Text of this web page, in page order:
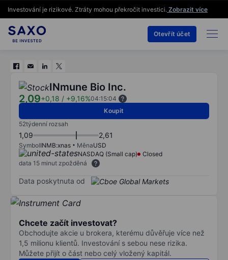
Investování je rizikové. Ztráty mohou překročit investici. Zobrazit více
Otevřít účet
INmune Bio Inc.
2,09+0,18 / +9,16%04:15:04
Koupit
52týdenní rozsah
1,09 2,61
SymbolINMB:xnas MěnaUSD
NASDAQ (Small cap)
Closed
data 15 minut zpožděná
Data poskytnuta od
Chcete začít investovat?
Obchodujte akcie u brokera, kterému důvěřuje více než
1,5 milionu klientů. Investování s sebou nese rizika.
Můžete přijít o část nebo celý vložený kapitál.